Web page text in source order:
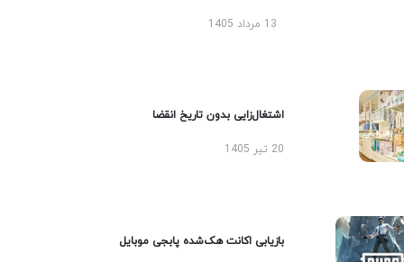
13 مرداد 1405
اشتغال‌زایی بدون تاریخ انقضا
20 تیر 1405
بازیابی اکانت هک‌شده پابجی موبایل